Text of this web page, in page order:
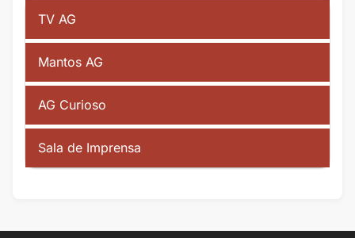
TV AG
Mantos AG
AG Curioso
Sala de Imprensa